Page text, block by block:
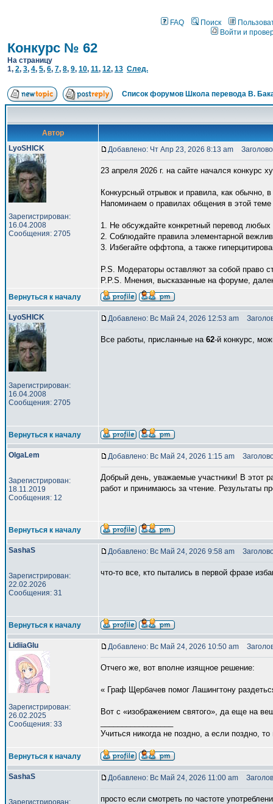
FAQ Поиск
Войти и
Конкурс № 62
На страницу
1, 2, 3, 4, 5, 6, 7, 8, 9, 10, 11, 12, 13 След.
Список форумов Школа перевода В.
Автор
LyoSHICK
Зарегистрирован:
16.04.2008
Сообщения: 2705
Добавлено: Чт Апр 23, 2026 8:13 am
23 апреля 2026 г. на сайте начался конкурс
Конкурсный отрывок и правила, как обычно,
Напоминаем о правилах общения в этой
1. Не обсуждайте конкретный перевод любых
2. Соблюдайте правила элементарной
3. Избегайте оффтопа, а также
P.S. Модераторы оставляют за собой право
P.P.S. Мнения, высказанные на форуме,
Вернуться к началу
LyoSHICK
Зарегистрирован:
16.04.2008
Сообщения: 2705
Добавлено: Вс Май 24, 2026 12:53 am
Все работы, присланные на 62-й конкурс,
Вернуться к началу
OlgaLem
Зарегистрирован:
18.11.2019
Сообщения: 12
Добавлено: Вс Май 24, 2026 1:15 am
Добрый день, уважаемые участники! В этот
работ и принимаюсь за чтение. Результаты
Вернуться к началу
SashaS
Зарегистрирован:
22.02.2026
Сообщения: 31
Добавлено: Вс Май 24, 2026 9:58 am
что-то все, кто пытались в первой фразе
Вернуться к началу
LidiiaGlu
Зарегистрирован:
26.02.2025
Сообщения: 33
Добавлено: Вс Май 24, 2026 10:50 am
Отчего же, вот вполне изящное решение:
« Граф Щербачев помог Лашингтону
Вот с «изображением святого», да еще на
Учиться никогда не поздно, а если поздно,
Вернуться к началу
SashaS
Зарегистрирован:
Добавлено: Вс Май 24, 2026 11:00 am
просто если смотреть по частоте